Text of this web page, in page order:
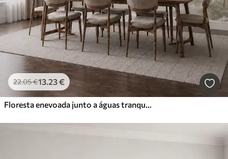
22.05€13 .23€